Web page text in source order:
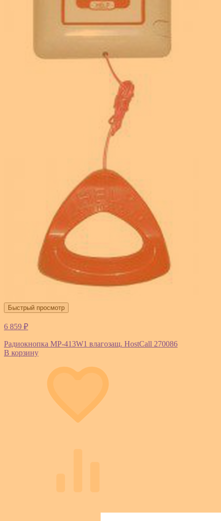
Быстрый просмотр
6 859 ₽
Радиокнопка MP-413W1 влагозащ. HostCall 270086
В корзину